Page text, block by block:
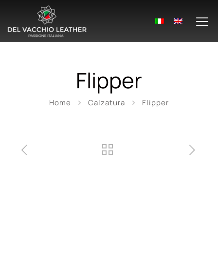
Flipper
Home Calzatura Flipper